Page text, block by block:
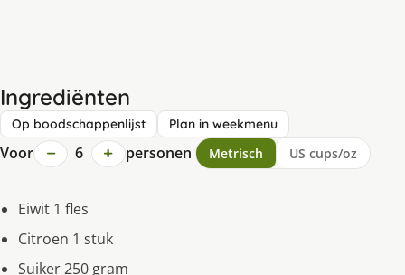
Ingrediënten
Op boodschappenlijst Plan in weekmenu
Voor − 6 + personen Metrisch US cups/oz
Eiwit 1 fles
Citroen 1 stuk
Suiker 250 gram